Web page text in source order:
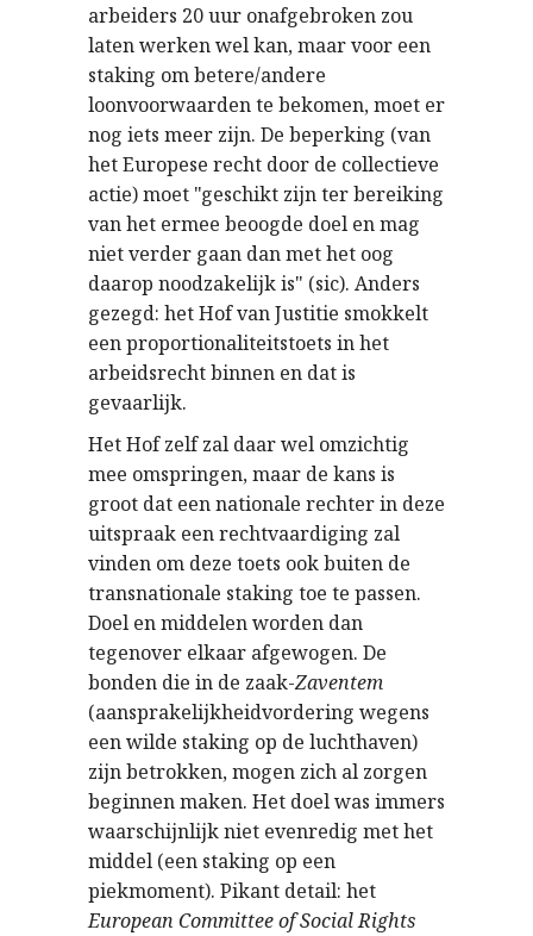
arbeiders 20 uur onafgebroken zou
laten werken wel kan, maar voor een
staking om betere/andere
loonvoorwaarden te bekomen, moet er
nog iets meer zijn. De beperking (van
het Europese recht door de collectieve
actie) moet "geschikt zijn ter bereiking
van het ermee beoogde doel en mag
niet verder gaan dan met het oog
daarop noodzakelijk is" (sic). Anders
gezegd: het Hof van Justitie smokkelt
een proportionaliteitstoets in het
arbeidsrecht binnen en dat is
gevaarlijk.
Het Hof zelf zal daar wel omzichtig
mee omspringen, maar de kans is
groot dat een nationale rechter in deze
uitspraak een rechtvaardiging zal
vinden om deze toets ook buiten de
transnationale staking toe te passen.
Doel en middelen worden dan
tegenover elkaar afgewogen. De
bonden die in de zaak-Zaventem
(aansprakelijkheidvordering wegens
een wilde staking op de luchthaven)
zijn betrokken, mogen zich al zorgen
beginnen maken. Het doel was immers
waarschijnlijk niet evenredig met het
middel (een staking op een
piekmoment). Pikant detail: het
European Committee of Social Rights